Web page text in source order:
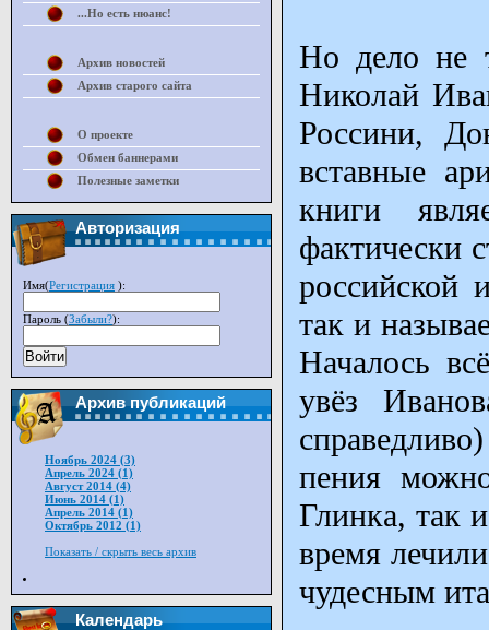
Но дело не
Николай
Россини,
вставные
книги
фактически
российской
так и
Началось
увёз
пения
Глинка, так
время
чудесным
...Но есть нюанс!
Архив новостей
Архив старого сайта
О проекте
Обмен баннерами
Полезные заметки
Авторизация
Имя(Регистрация ):
Пароль (Забыли?):
Войти
Архив публикаций
Ноябрь 2024 (3)
Апрель 2024 (1)
Август 2014 (4)
Июнь 2014 (1)
Апрель 2014 (1)
Октябрь 2012 (1)
Показать / скрыть весь архив
Календарь